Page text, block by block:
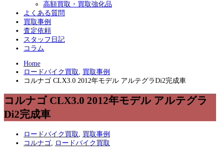
高額買取・買取強化品
よくある質問
買取事例
査定依頼
スタッフ日記
コラム
Home
ロードバイク買取 , 買取事例
コルナゴ CLX3.0 2012年モデル アルテグラDi2完成車
コルナゴ CLX3.0 2012年モデル アルテグラ
Di2完成車
ロードバイク買取
買取事例
コルナゴ
ロードバイク買取